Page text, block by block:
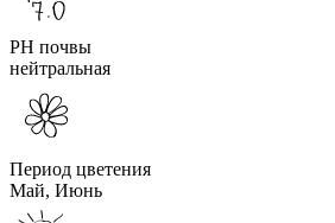
PH почвы
нейтральная
Период цветения
Май, Июнь